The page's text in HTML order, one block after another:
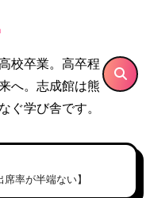
校卒業。高卒程
へ。志成館は熊
ぐ学び舎です。
率が半端ない】